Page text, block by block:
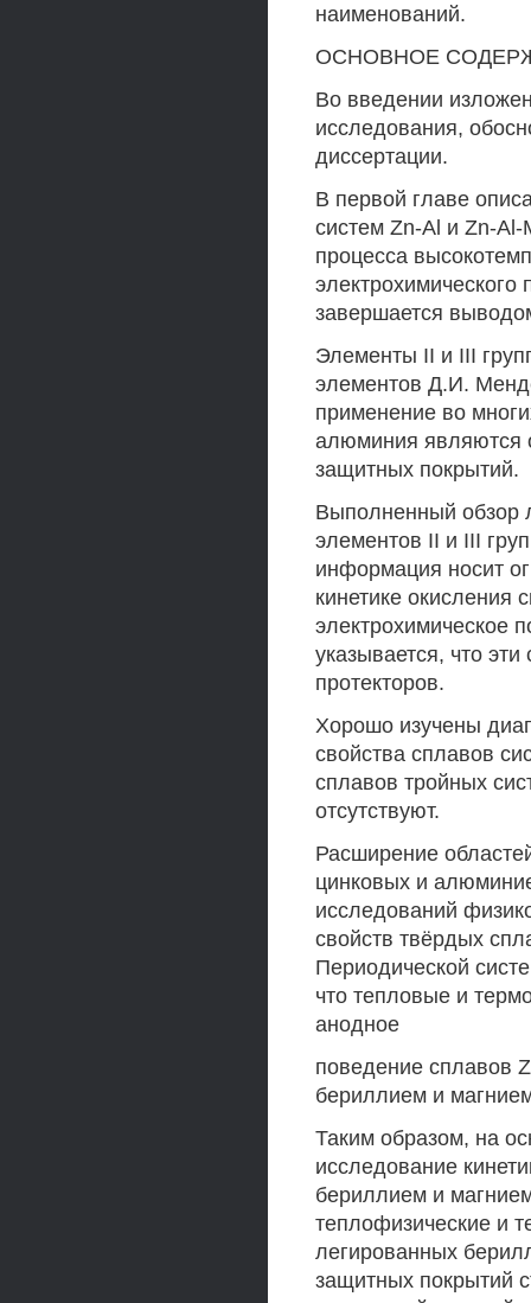
наименований.
ОСНОВНОЕ
Во введении
исследования,
диссертации.
В первой главе
систем Zn-Al и Zn-Al-
процесса
завершается
Элементы II и III
элементов Д.И.
применение во
алюминия являются
защитных покрытий.
Выполненный обзор
элементов II и III
информация носит
кинетике
электрохимическое
указывается, что
протекторов.
Хорошо изучены
свойства сплавов
сплавов тройных
отсутствуют.
Расширение
цинковых и
исследований
свойств твёрдых
Периодической
что тепловые и
анодное
поведение сплавов
бериллием и
Таким образом, на
исследование
бериллием и
теплофизические и
легированных
защитных покрытий